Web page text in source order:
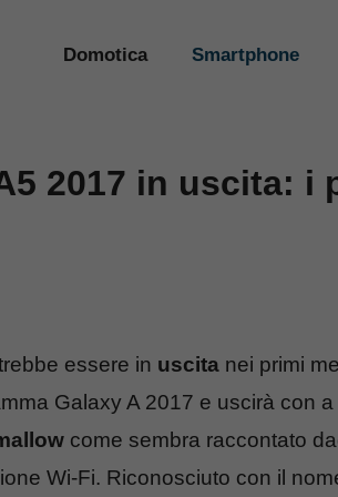
Domotica Smartphone
2017 in uscita: i
essere in uscita nei primi
Galaxy A 2017 e uscirà con
come sembra raccontato
Wi-Fi. Riconosciuto con il